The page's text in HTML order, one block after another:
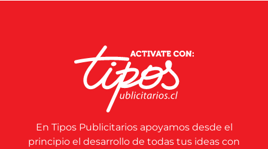
En Tipos Publicitarios apoyamos desde el
principio el desarrollo de todas tus ideas con